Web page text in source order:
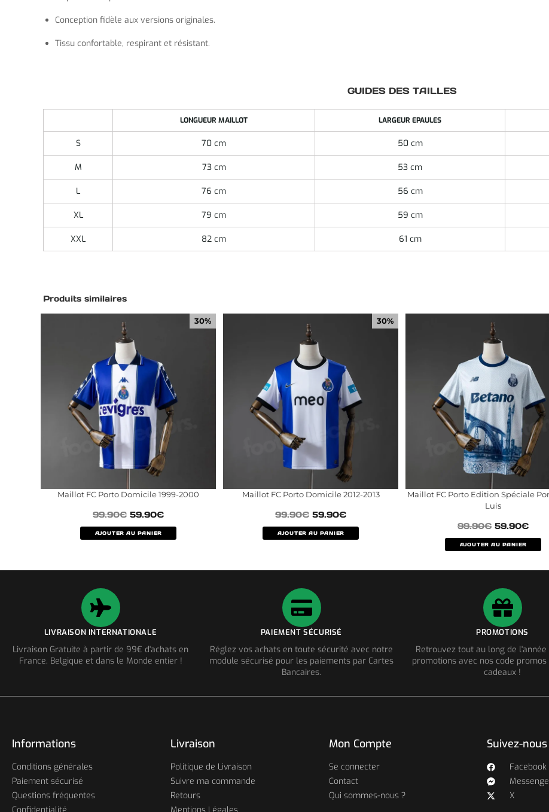
Conception fidèle aux versions originales.
Tissu confortable, respirant et résistant.
GUIDES DES TAILLES
LONGUEUR MAILLOT LARGEUR EPAULES
S 70 cm 50 cm
M 73 cm 53 cm
L 76 cm 56 cm
XL 79 cm 59 cm
XXL 82 cm 61 cm
Produits similaires
30%
Maillot FC Porto Domicile 1999-2000
99.90€ 59.90€
AJOUTER AU PANIER
30%
Maillot FC Porto Domicile 2012-2013
99.90€ 59.90€
AJOUTER AU PANIER
Maillot FC Porto Edition Spéciale
Luis
99.90€ 59.90€
AJOUTER AU PANIER
LIVRAISON INTERNATIONALE
Livraison Gratuite à partir de 99€ d'achats en
France, Belgique et dans le Monde entier !
PAIEMENT SÉCURISÉ
Réglez vos achats en toute sécurité avec notre
module sécurisé pour les paiements par Cartes
Bancaires.
PROMOTIONS
Retrouvez tout au long de l'année
promotions avec nos code promos
cadeaux !
Informations
Conditions générales
Paiement sécurisé
Questions fréquentes
Livraison
Politique de Livraison
Suivre ma commande
Retours
Mon Compte
Se connecter
Contact
Qui sommes-nous ?
Suivez-nous
Facebook
X